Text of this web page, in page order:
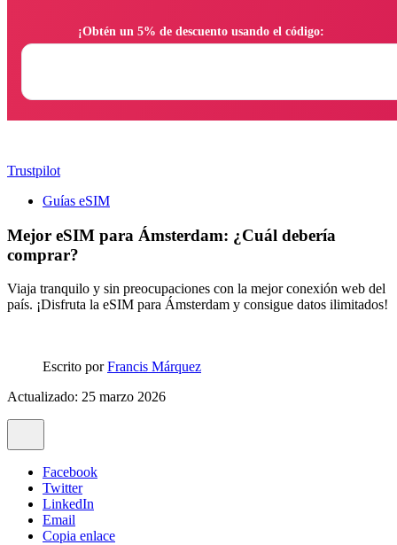
Trustpilot
Guías eSIM
Mejor eSIM para Ámsterdam: ¿Cuál debería
comprar?
Viaja tranquilo y sin preocupaciones con la mejor conexión web del
país. ¡Disfruta la eSIM para Ámsterdam y consigue datos ilimitados!
Escrito porFrancis Márquez
Actualizado: 25 marzo 2026
Facebook
Twitter
LinkedIn
Email
Copia enlace